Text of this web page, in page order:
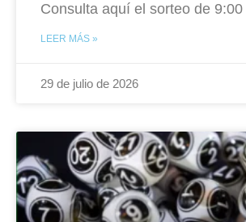
Consulta aquí el sorteo de 9:00
LEER MÁS »
29 de julio de 2026